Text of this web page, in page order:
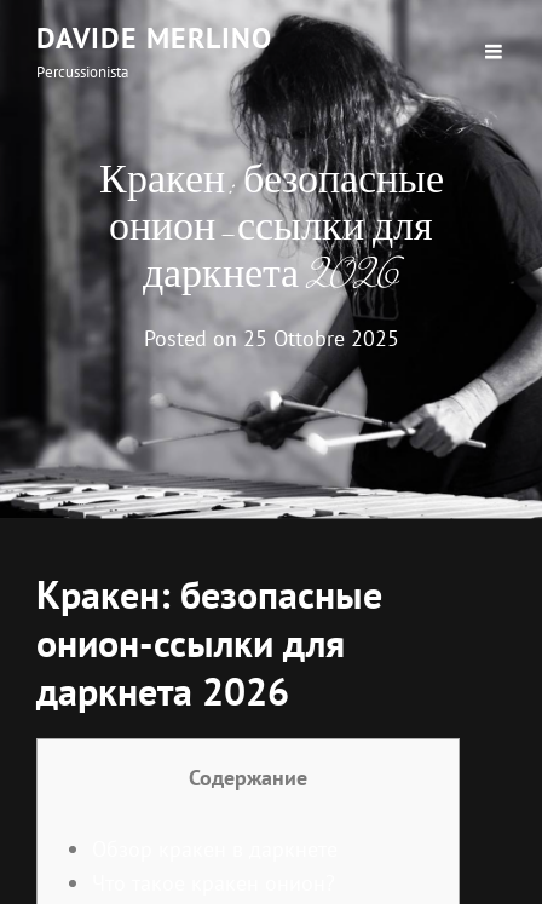
DAVIDE MERLINO
Percussionista
Кракен: безопасные
онион-ссылки для
даркнета 2026
Posted on 25 Ottobre 2025
Кракен: безопасные
онион-ссылки для
даркнета 2026
Содержание